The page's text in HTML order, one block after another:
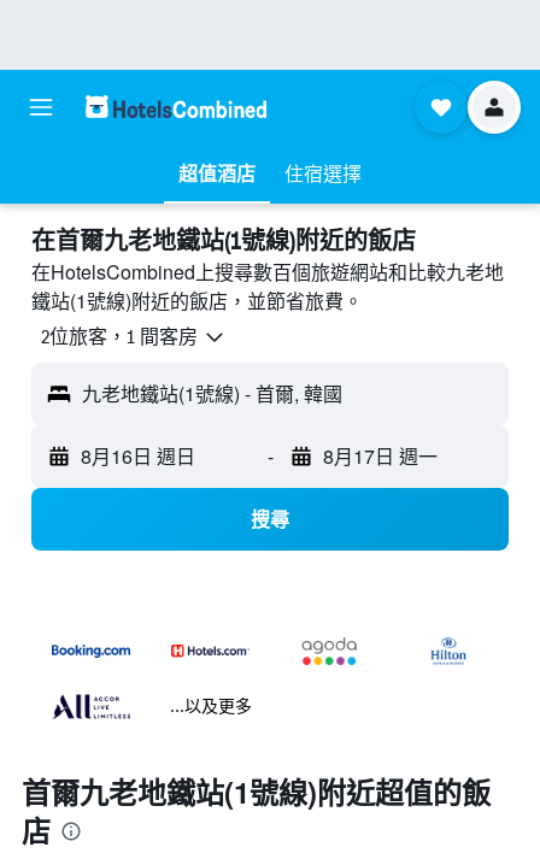
超值酒店 住宿選擇
​在首爾九老地鐵站(1號線)附近​的飯店
在HotelsCombined上搜尋數百個旅遊網站和比較九老地
鐵站(1號線)附近的飯店，並節省旅費。
2位旅客，1 間客房
九老地鐵站(1號線) - 首爾, 韓國
8月16日 週日 - 8月17日 週一
搜尋
...以及更多
首爾九老地鐵站(1號線)附近超值的飯
店